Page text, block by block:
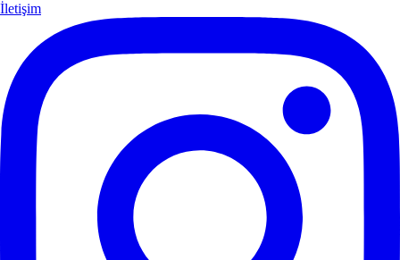
İletişim